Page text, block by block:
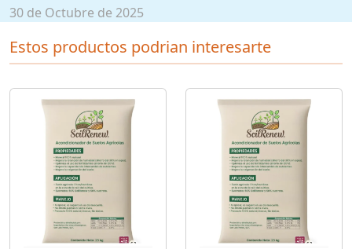
30 de Octubre de 2025
Estos productos podrian interesarte